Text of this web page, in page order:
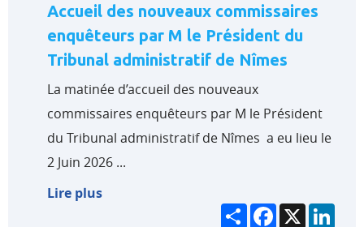
Accueil des nouveaux commissaires
enquêteurs par M le Président du
Tribunal administratif de Nîmes
La matinée d’accueil des nouveaux
commissaires enquêteurs par M le Président
du Tribunal administratif de Nîmes a eu lieu le
2 Juin 2026 ...
Lire plus
PartagerFacebook
X